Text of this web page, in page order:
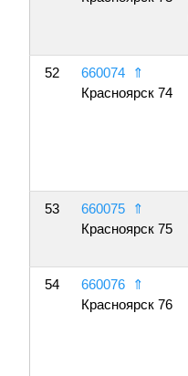
52 660074
⇑
Красноярск 74
53 660075
⇑
Красноярск 75
54 660076
⇑
Красноярск 76